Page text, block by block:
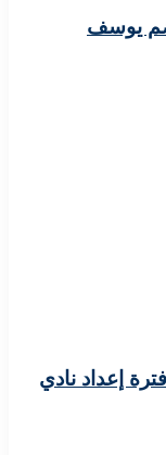
يوسف
إعداد نادي